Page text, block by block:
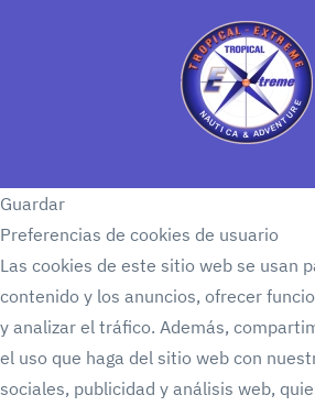
Guardar
Preferencias de cookies de usuario
Las cookies de este sitio web se usan
contenido y los anuncios, ofrecer
y analizar el tráfico. Además,
el uso que haga del sitio web con
sociales, publicidad y análisis web,